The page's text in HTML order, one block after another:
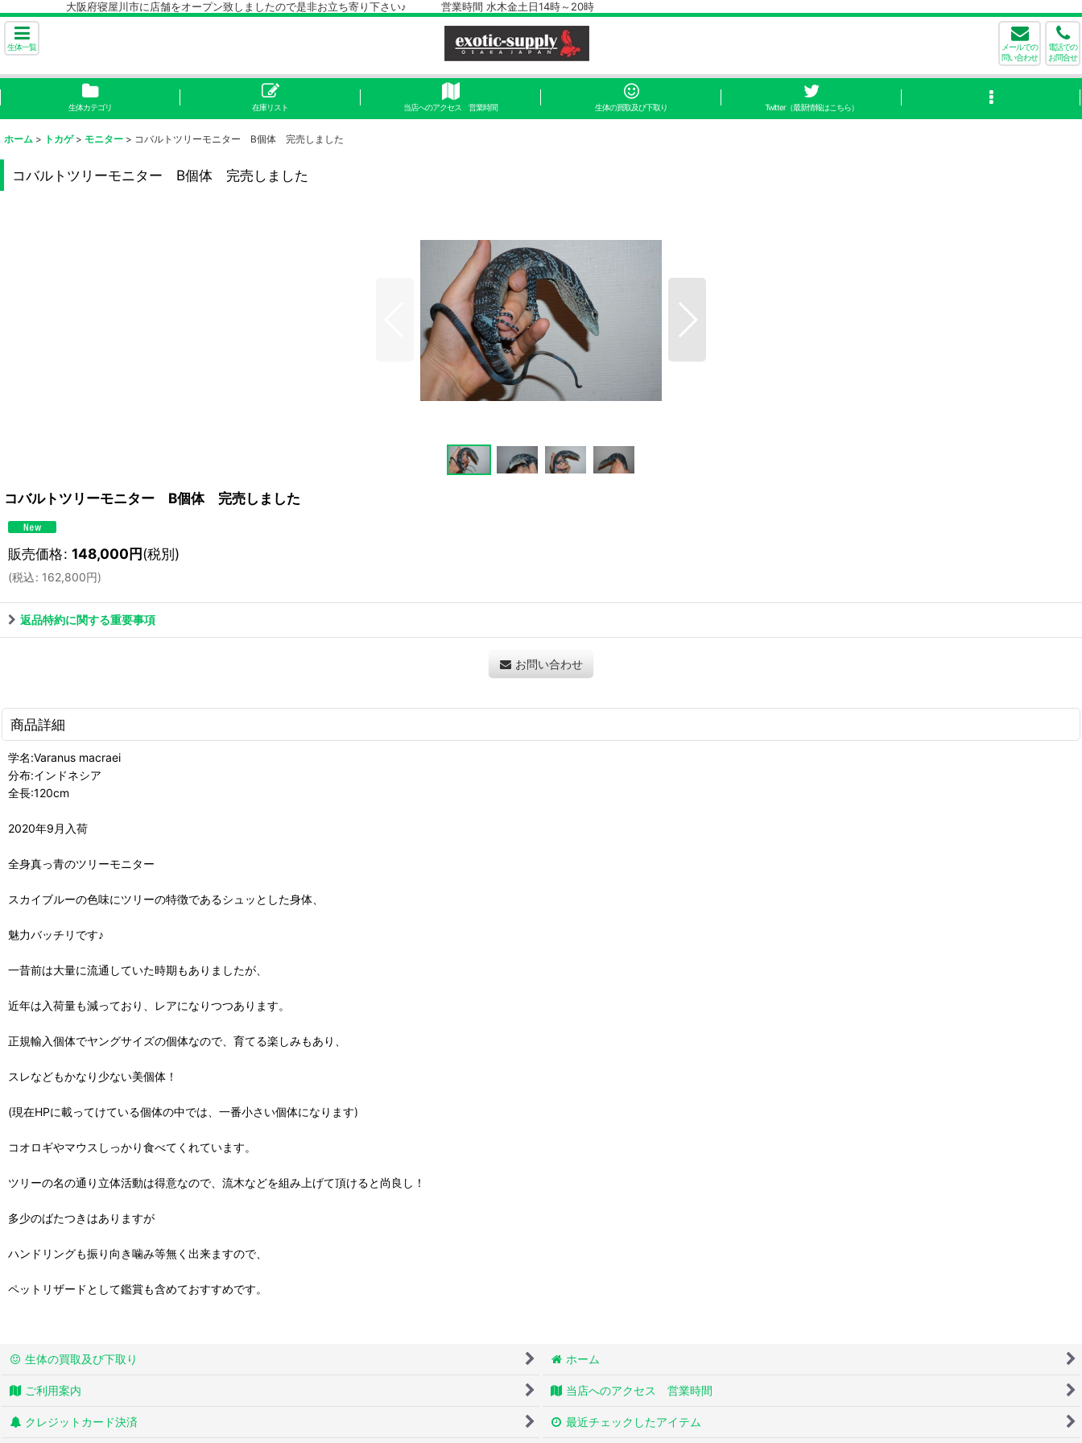
大阪府寝屋川市に店舗をオープン致しましたので是非お立ち寄り下さい♪ 営業時間 水木金土日14時～20時
生体一覧
メールでの
問い合わせ
電話での
お問合せ
生体カテゴリ 在庫リスト 当店へのアクセス 営業時間 生体の買取及び下取り Twitter（最新情報はこちら）
ホーム > トカゲ > モニター > コバルトツリーモニター B個体 完売しました
コバルトツリーモニター B個体 完売しました
コバルトツリーモニター B個体 完売しました
販売価格: 148,000円(税別)
(税込: 162,800円)
返品特約に関する重要事項
お問い合わせ
商品詳細
学名:Varanus macraei
分布:インドネシア
全長:120cm
2020年9月入荷
全身真っ青のツリーモニター
スカイブルーの色味にツリーの特徴であるシュッとした身体、
魅力バッチリです♪
一昔前は大量に流通していた時期もありましたが、
近年は入荷量も減っており、レアになりつつあります。
正規輸入個体でヤングサイズの個体なので、育てる楽しみもあり、
スレなどもかなり少ない美個体！
(現在HPに載ってけている個体の中では、一番小さい個体になります)
コオロギやマウスしっかり食べてくれています。
ツリーの名の通り立体活動は得意なので、流木などを組み上げて頂けると尚良し！
多少のばたつきはありますが
ハンドリングも振り向き噛み等無く出来ますので、
ペットリザードとして鑑賞も含めておすすめです。
生体の買取及び下取り ホーム
ご利用案内 当店へのアクセス 営業時間
クレジットカード決済 最近チェックしたアイテム